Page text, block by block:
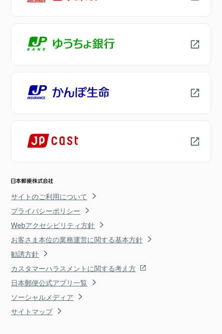
サイトのご利用について
プライバシーポリシー
Webアクセシビリティ方針
お客さま本位の業務運営に関する基本方針
勧誘方針
カスタマーハラスメントに関する考え方
日本郵便公式アプリ一覧
ソーシャルメディア
サイトマップ